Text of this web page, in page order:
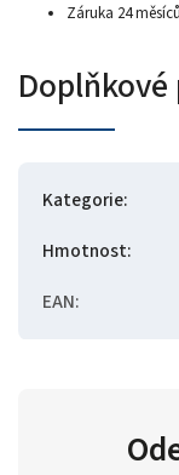
Záruka 24 měsíců
Kategorie:
Hmotnost:
EAN: